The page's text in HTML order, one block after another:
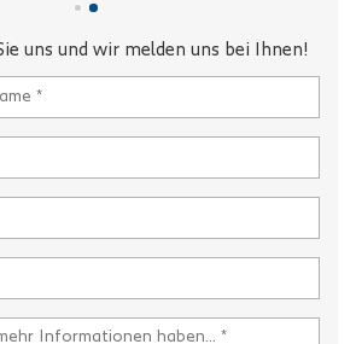
uns und wir melden uns bei Ihnen!